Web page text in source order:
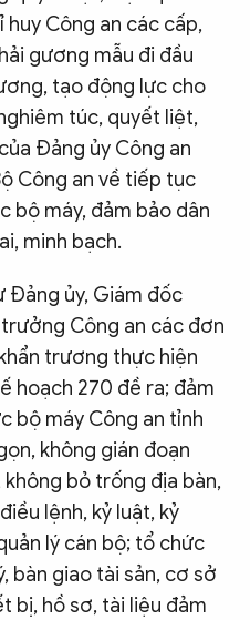
huy Công an các cấp,
gương mẫu đi đầu
tạo động lực cho
túc, quyết liệt,
Đảng ủy Công an
Công an về tiếp tục
bộ máy, đảm bảo dân
minh bạch.
Đảng ủy, Giám đốc
Công an các đơn
trương thực hiện
hoạch 270 đề ra; đảm
bộ máy Công an tỉnh
không gián đoạn
bỏ trống địa bàn,
lệnh, kỷ luật, kỷ
lý cán bộ; tổ chức
bàn giao tài sản, cơ sở
bị, hồ sơ, tài liệu đảm